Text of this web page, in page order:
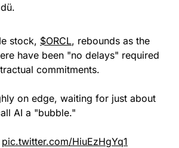
stock, $ORCL, rebounds as the
have been "no delays" required
commitments.
on edge, waiting for just about
AI a "bubble."
pic.twitter.com/HiuEzHgYq1